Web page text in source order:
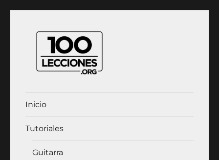
100Lecciones.Org
Inicio
Tutoriales
Guitarra